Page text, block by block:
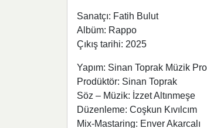
Sanatçı: Fatih Bulut
Albüm: Rappo
Çıkış tarihi: 2025
Yapım: Sinan Toprak Müzik
Prodüktör: Sinan Toprak
Söz – Müzik: İzzet Altınmeşe
Düzenleme: Coşkun Kıvılcım
Mix-Mastaring: Enver Akarcalı